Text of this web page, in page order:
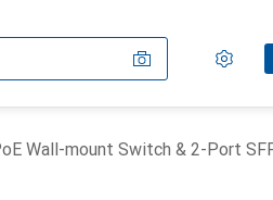
Wall-mount Switch & 2-Port